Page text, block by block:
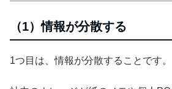
（1）情報が分散する
1つ目は、情報が分散することです。